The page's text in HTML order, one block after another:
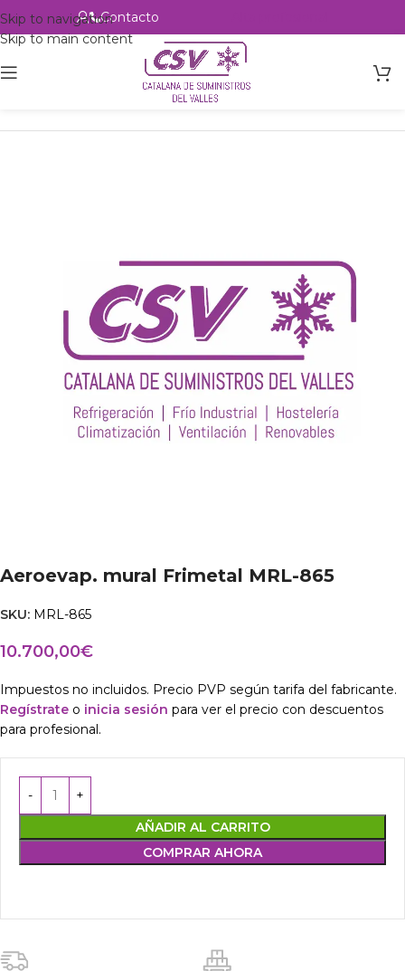
Skip to navigation
Skip to main content
Contacto
Intercambio
Aeroevap. mural Frimetal MRL-865
SKU: MRL-865
10.700,00€
Impuestos no incluidos. Precio PVP según tarifa del fabricante.
Regístrate o inicia sesión para ver el precio con descuentos
para profesional.
AÑADIR AL CARRITO
COMPRAR AHORA